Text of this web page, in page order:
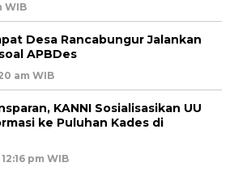
WIB
Desa Rancabungur Jalankan
APBDes
am WIB
KANNI Sosialisasikan UU
ke Puluhan Kades di
pm WIB